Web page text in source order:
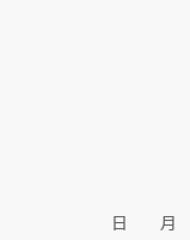
日
月